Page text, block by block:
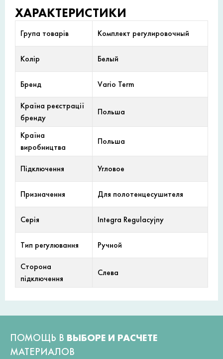
ХАРАКТЕРИСТИКИ
Група товарів Комплект регулировочный
Колір Белый
Бренд Vario Term
Країна реєстрації
бренду
Польша
Країна
виробництва
Польша
Підключення Угловое
Призначення Для полотенцесушителя
Серія Integra Regulacyjny
Тип регулювання Ручной
Сторона
підключення
Слева
ПОМОЩЬ В ВЫБОРЕ И РАСЧЕТЕ
МАТЕРИАЛОВ